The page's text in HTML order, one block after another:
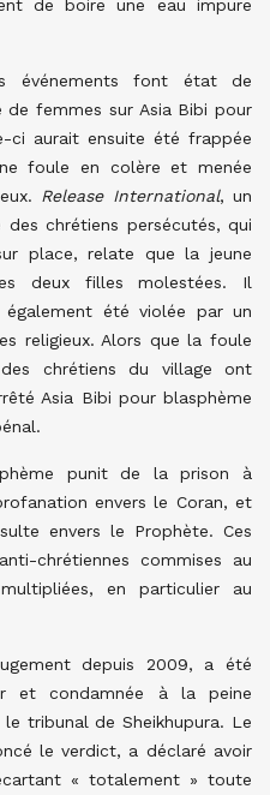
de boire une eau impure
événements font état de
femmes sur Asia Bibi pour
ci aurait ensuite été frappée
foule en colère et menée
Release International, un
chrétiens persécutés, qui
place, relate que la jeune
deux filles molestées. Il
également été violée par un
religieux. Alors que la foule
chrétiens du village ont
Asia Bibi pour blasphème
punit de la prison à
envers le Coran, et
envers le Prophète. Ces
chrétiennes commises au
en particulier au
depuis 2009, a été
et condamnée à la peine
tribunal de Sheikhupura. Le
le verdict, a déclaré avoir
« totalement » toute